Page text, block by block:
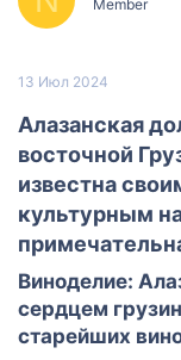
Member
13 Июл 2024
Алазанская
восточной
известна
культурным
Виноделие:
сердцем
старейших